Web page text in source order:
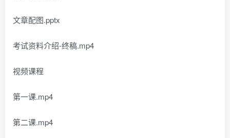
文章配图.pptx
考试资料介绍-终稿.mp4
视频课程
第一课.mp4
第二课.mp4